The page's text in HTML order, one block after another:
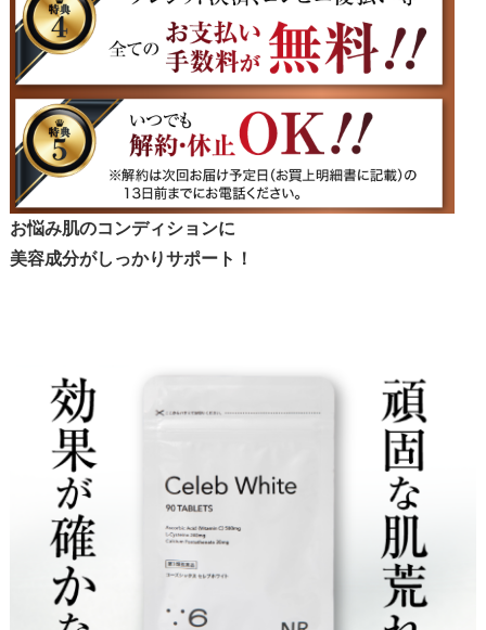
お悩み肌のコンディションに
美容成分がしっかりサポート！